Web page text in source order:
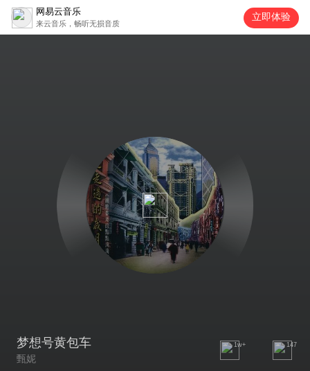
网易云音乐
来云音乐，畅听无损音质
立即体验
梦想号黄包车
甄妮
1w+ 147